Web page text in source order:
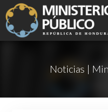
Noticias |